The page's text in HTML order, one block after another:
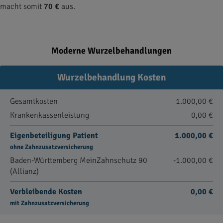
macht somit 70 € aus.
Moderne Wurzelbehandlungen
Wurzelbehandlung Kosten
Gesamtkosten
1.000,00 €
Krankenkassenleistung
0,00 €
Eigenbeteiligung Patient
ohne Zahnzusatzversicherung
1.000,00 €
Baden-Württemberg MeinZahnschutz 90
(Allianz)
-1.000,00 €
Verbleibende Kosten
mit Zahnzusatzversicherung
0,00 €